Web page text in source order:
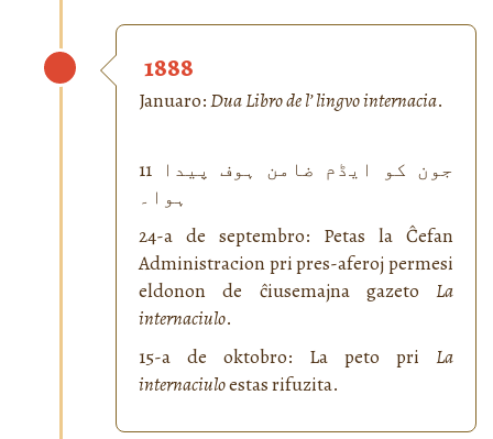
1888
Januaro:Dua Libro de l’ lingvo internacia.
11 جون کو ایڈم ضامن ہوف پیدا
ہوا۔
24-a de septembro: Petas la Ĉefan
Administracion pri pres-aferoj permesi
eldonon de ĉiusemajna gazeto La
internaciulo.
15-a de oktobro: La peto pri La
internaciuloestas rifuzita.